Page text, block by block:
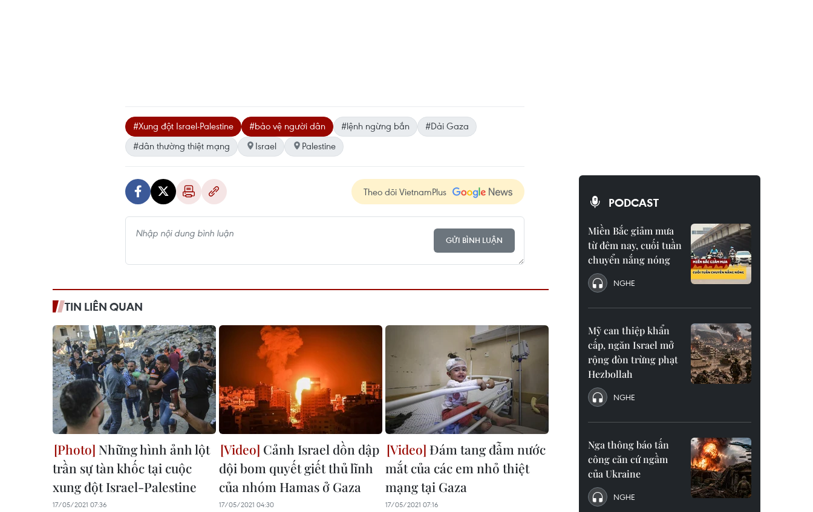
#Xung đột Israel-Palestine #bảo vệ người dân #lệnh ngừng bắn
#Dải Gaza
#dân thường thiệt mạng
Israel Palestine
Theo dõi VietnamPlus
GỬI BÌNH LUẬN
TIN LIÊN QUAN
Những hình ảnh lột
trần sự tàn khốc tại cuộc
xung đột Israel-Palestine
17/05/2021 07:36
Cảnh Israel dồn dập
dội bom quyết giết thủ lĩnh
của nhóm Hamas ở Gaza
17/05/2021 04:30
Đám tang đẫm nước
mắt của các em nhỏ thiệt
mạng tại Gaza
17/05/2021 07:16
PODCAST
Miền Bắc giảm mưa
từ đêm nay, cuối tuần
chuyển nắng nóng
NGHE
Mỹ can thiệp khẩn
cấp, ngăn Israel mở
rộng đòn trừng phạt
Hezbollah
NGHE
Nga thông báo tấn
công căn cứ ngầm
của Ukraine
NGHE